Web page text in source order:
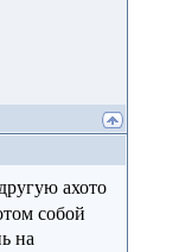
ахото
собой
на